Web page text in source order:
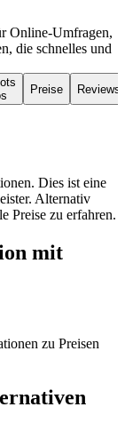
Online-Umfragen,
die schnelles und
Preise Reviews
Dies ist eine
Alternativ
Preise zu erfahren.
mit
zu Preisen